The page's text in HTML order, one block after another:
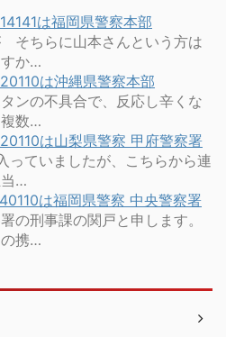
は福岡県警察本部
そちらに山本さんという方は
か…
は沖縄県警察本部
ンの不具合で、反応し辛くな
数…
は山梨県警察 甲府警察署
っていましたが、こちらから連
…
は福岡県警察 中央警察署
の刑事課の関戸と申します。
携…